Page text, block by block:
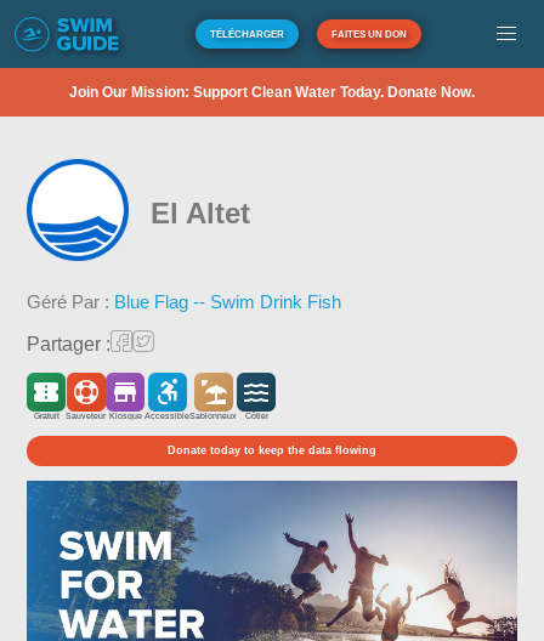
TÉLÉCHARGER FAITES UN DON
Join Our Mission: Support Clean Water Today. Donate Now.
El Altet
Géré Par : Blue Flag -- Swim Drink Fish
Partager :
Gratuit Sauveteur Kiosque AccessibleSablonneux Côtier
Donate today to keep the data flowing